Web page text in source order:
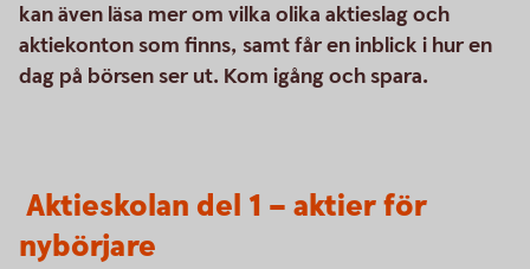
kan även läsa mer om vilka olika aktieslag och
aktiekonton som finns, samt får en inblick i hur en
dag på börsen ser ut. Kom igång och spara.
Aktieskolan del 1 – aktier för
nybörjare